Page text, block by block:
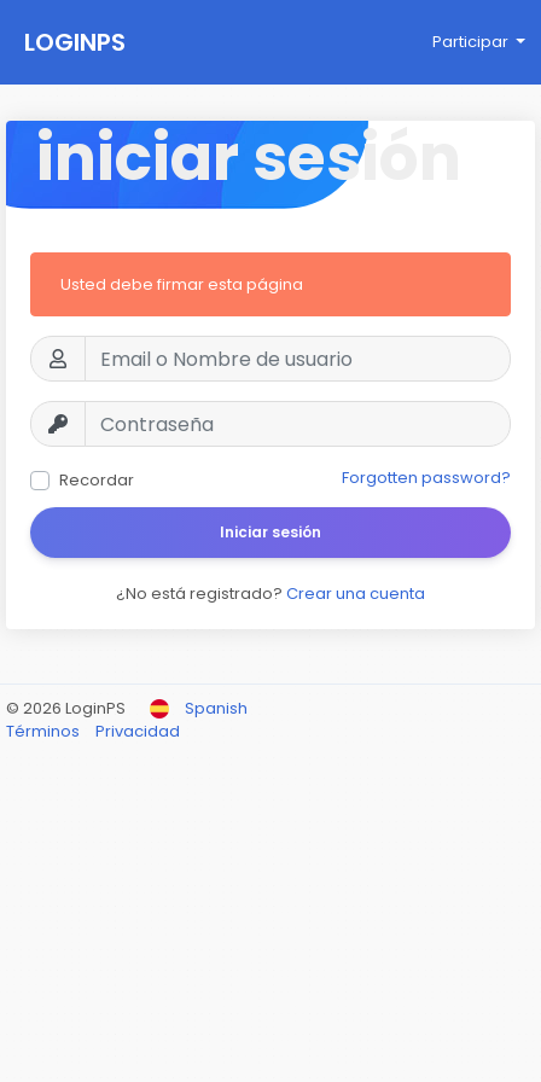
LOGINPS Participar
iniciar sesión
Usted debe firmar esta página
Recordar Forgotten password?
Iniciar sesión
¿No está registrado? Crear una cuenta
© 2026 LoginPS
Spanish
Términos
Privacidad